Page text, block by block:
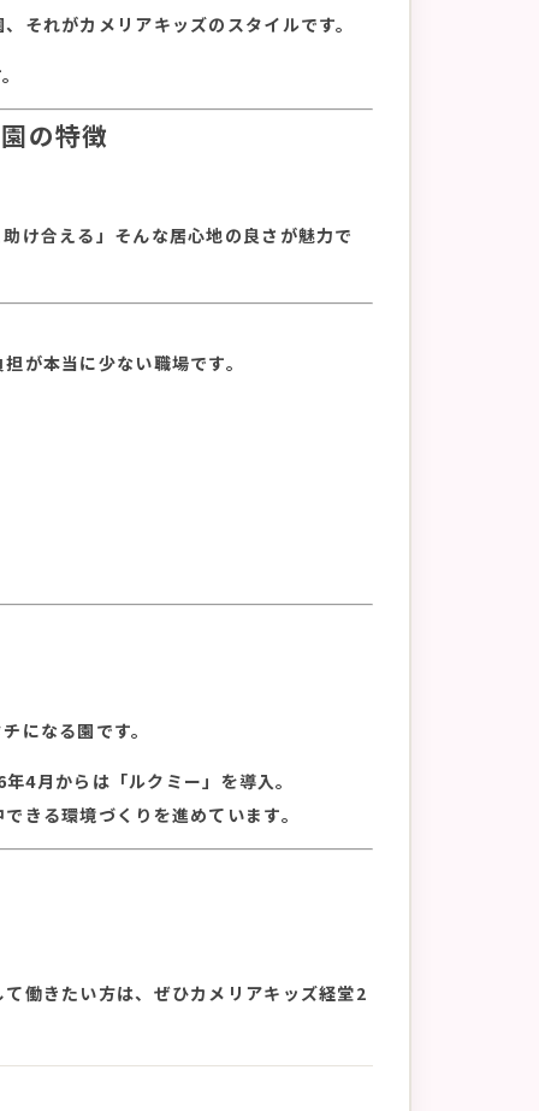
それがカメリアキッズのスタイルです。
の特徴
け合える」そんな居心地の良さが魅力で
が本当に少ない職場です。
になる園です。
4月からは「ルクミー」を導入。
きる環境づくりを進めています。
働きたい方は、ぜひカメリアキッズ経堂2